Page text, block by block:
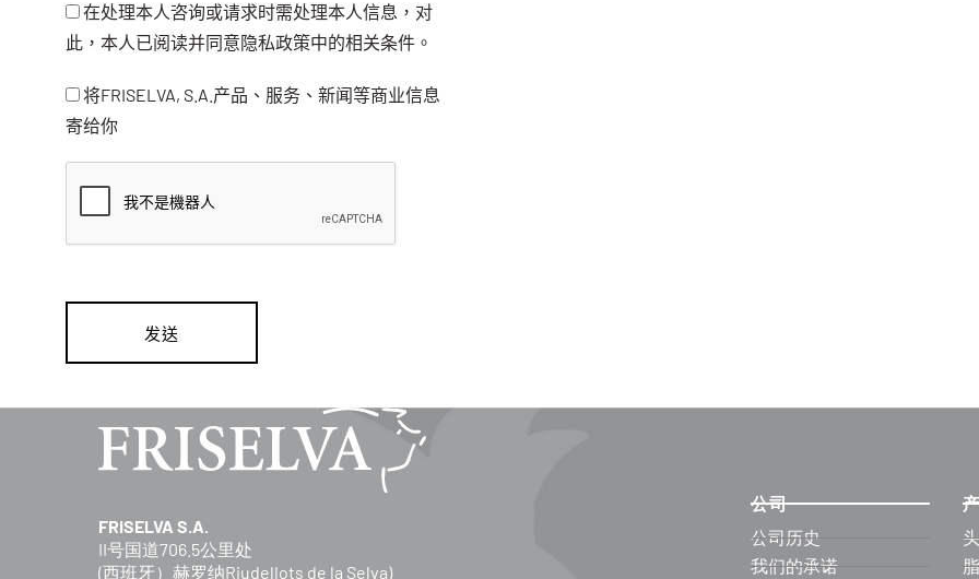
在处理本人咨询或请求时需处理本人信息，对
此，本人已阅读并同意隐私政策中的相关条件。
将FRISELVA, S.A.产品、服务、新闻等商业信息
寄给你
FRISELVA S.A.
II号国道706.5公里处
(西班牙）赫罗纳Riudellots de la Selva)
公司
公司历史
我们的承诺